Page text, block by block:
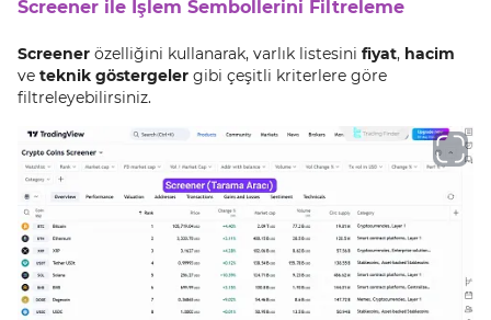
Screener ile İşlem Sembollerini Filtreleme
Screener özelliğini kullanarak, varlık listesini fiyat, hacim
ve teknik göstergeler gibi çeşitli kriterlere göre
filtreleyebilirsiniz.